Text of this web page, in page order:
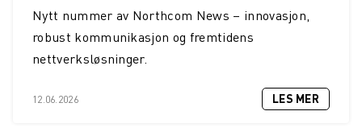
Nytt nummer av Northcom News – innovasjon,
robust kommunikasjon og fremtidens
nettverksløsninger.
12.06.2026 LES MER